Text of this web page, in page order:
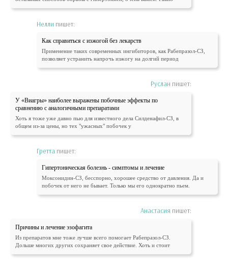
Нелли пишет:
Как справиться с изжогой без лекарств
Применение таких современных ингибиторов, как Рабепразол-СЗ,
позволяет устранить напрочь изжогу на долгий период
Руслан пишет:
У «Виагры» наиболее выражены побочные эффекты по
сравнению с аналогичными препаратами
Хоть я тоже уже давно пью для известного дела Силденафил-СЗ, в
общем из-за цены, но тех "ужасных" побочек у
Гретта пишет:
Гипертоническая болезнь - симптомы и лечение
Моксонидин-СЗ, бесспорно, хорошее средство от давления. Да и
побочек от него не бывает. Только мы его однократно пьем.
Анастасия пишет:
Причины и лечение эзофагита
Из препаратов мне тоже лучше всего помогает Рабепразол-СЗ.
Дольше многих других сохраняет свое действие. Хоть и стоит